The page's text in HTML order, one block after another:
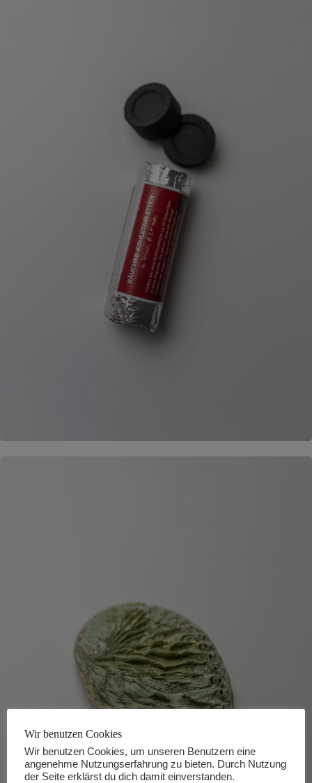
Wir benutzen Cookies
Wir benutzen Cookies, um unseren Benutzern eine
angenehme Nutzungserfahrung zu bieten. Durch Nutzung
der Seite erklärst du dich damit einverstanden.